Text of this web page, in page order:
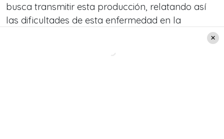
busca transmitir esta producción, relatando así
las dificultades de esta enfermedad en la
¡Revisa el adelanto de “Amar a morir” aquí!